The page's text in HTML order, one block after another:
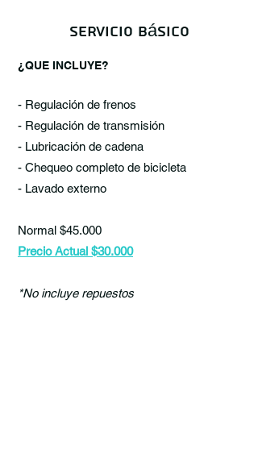
Servicio básico
¿QUE INCLUYE?
- Regulación de frenos
- Regulación de transmisión
- Lubricación de cadena
- Chequeo completo de bicicleta
- Lavado externo
Normal $45.000
Precio Actual $30.000
*No incluye repuestos